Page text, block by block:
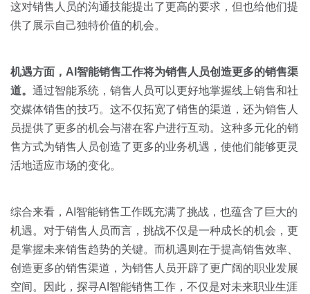
这对销售人员的沟通技能提出了更高的要求，但也给他们提
供了展示自己独特价值的机会。
机遇方面， AI 智能销售工作将为销售人员创造更多的销售渠
道。 通过智能系统，销售人员可以更好地掌握线上销售和社
交媒体销售的技巧。这不仅拓宽了销售的渠道，还为销售人
员提供了更多的机会与潜在客户进行互动。这种多元化的销
售方式为销售人员创造了更多的业务机遇，使他们能够更灵
活地适应市场的变化。
综合来看，AI智能销售工作既充满了挑战，也蕴含了巨大的
机遇。对于销售人员而言，挑战不仅是一种成长的机会，更
是掌握未来销售趋势的关键。而机遇则在于提高销售效率、
创造更多的销售渠道，为销售人员开辟了更广阔的职业发展
空间。因此，探寻AI智能销售工作，不仅是对未来职业生涯